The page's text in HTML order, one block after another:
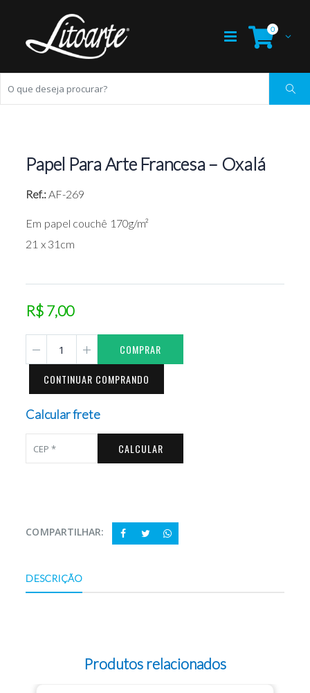
0
Papel Para Arte Francesa – Oxalá
Ref.:AF-269
Em papel couchê 170g/m²
21 x 31cm
R$ 7,00
COMPRAR
CONTINUAR COMPRANDO
Calcular frete
CALCULAR
COMPARTILHAR:
DESCRIÇÃO
Produtos relacionados